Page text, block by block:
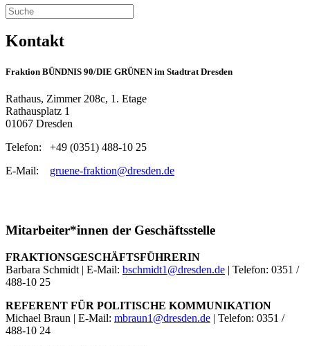
Kontakt
Fraktion BÜNDNIS 90/DIE GRÜNEN im Stadtrat Dresden
Rathaus, Zimmer 208c, 1. Etage
Rathausplatz 1
01067 Dresden
Telefon: +49 (0351) 488-10 25
E-Mail: gruene-fraktion@dresden.de
Mitarbeiter*innen der Geschäftsstelle
FRAKTIONSGESCHÄFTSFÜHRERIN
Barbara Schmidt | E-Mail: bschmidt1@dresden.de | Telefon: 0351 /
488-10 25
REFERENT FÜR POLITISCHE KOMMUNIKATION
Michael Braun | E-Mail: mbraun1@dresden.de | Telefon: 0351 /
488-10 24